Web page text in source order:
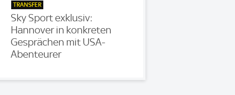
TRANSFER
Sky Sport exklusiv:
Hannover in konkreten
Gesprächen mit USA-
Abenteurer